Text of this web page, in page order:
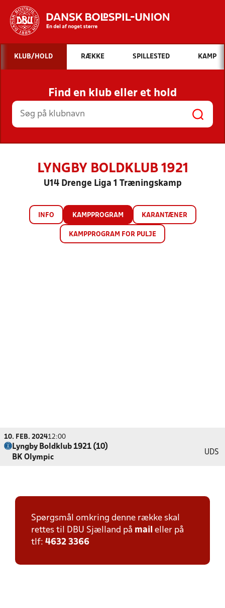
Hvad vil du søge efter?
INDHOLD OG NYHEDER
STILLINGER, RESULTATER, KLUBBER OG
HOLD
KLUB/HOLD RÆKKE SPILLESTED KAMP
Find en klub eller et hold
LYNGBY BOLDKLUB 1921
U14 Drenge Liga 1 Træningskamp
INFO KAMPPROGRAM KARANTÆNER
KAMPPROGRAM FOR PULJE
10. FEB. 202412:00
Lyngby Boldklub 1921 (10)
BK Olympic
UDS
Spørgsmål omkring denne række skal
rettes til DBU Sjælland på mail eller på
tlf: 4632 3366